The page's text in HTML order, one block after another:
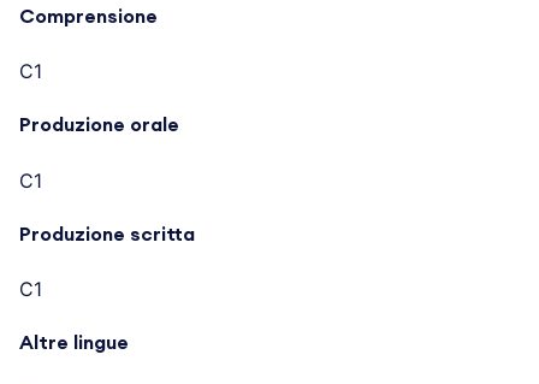
Comprensione
C1
Produzione orale
C1
Produzione scritta
C1
Altre lingue